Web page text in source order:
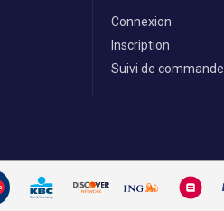
Connexion
Inscription
Suivi de commande